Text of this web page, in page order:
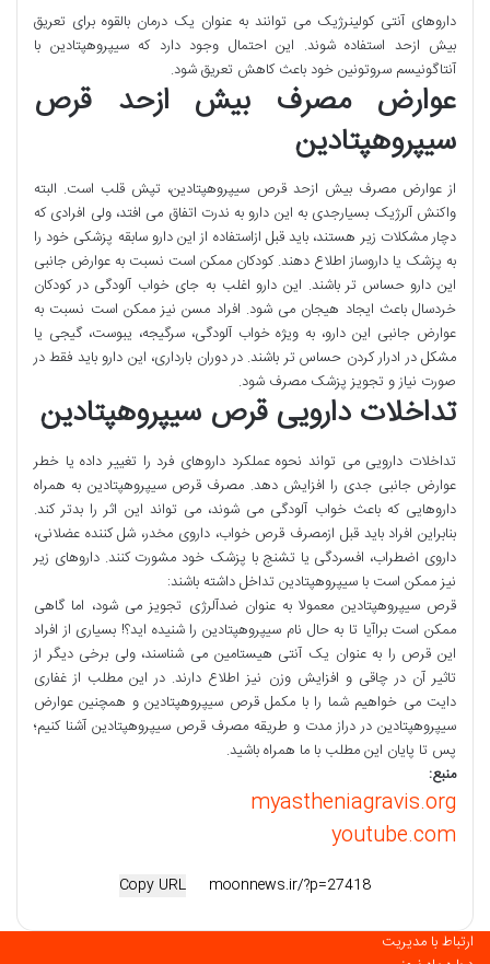
داروهای آنتی کولینرژیک می توانند به عنوان یک درمان بالقوه برای تعریق
بیش ازحد استفاده شوند. این احتمال وجود دارد که سیپروهپتادین با
آنتاگونیسم سروتونین خود باعث کاهش تعریق شود.
عوارض مصرف بیش ازحد قرص
سیپروهپتادین
از عوارض مصرف بیش ازحد قرص سیپروهپتادین، تپش قلب است. البته
واکنش آلرژیک بسیارجدی به این دارو به ندرت اتفاق می افتد، ولی افرادی که
دچار مشکلات زیر هستند، باید قبل ازاستفاده از این دارو سابقه پزشکی خود را
به پزشک یا داروساز اطلاع دهند. کودکان ممکن است نسبت به عوارض جانبی
این دارو حساس تر باشند. این دارو اغلب به جای خواب آلودگی در کودکان
خردسال باعث ایجاد هیجان می شود. افراد مسن نیز ممکن است نسبت به
عوارض جانبی این دارو، به ویژه خواب آلودگی، سرگیجه، یبوست، گیجی یا
مشکل در ادرار کردن حساس تر باشند. در دوران بارداری، این دارو باید فقط در
صورت نیاز و تجویز پزشک مصرف شود.
تداخلات دارویی قرص سیپروهپتادین
تداخلات دارویی می تواند نحوه عملکرد داروهای فرد را تغییر داده یا خطر
عوارض جانبی جدی را افزایش دهد. مصرف قرص سیپروهپتادین به همراه
داروهایی که باعث خواب آلودگی می شوند، می تواند این اثر را بدتر کند.
بنابراین افراد باید قبل ازمصرف قرص خواب، داروی مخدر، شل کننده عضلانی،
داروی اضطراب، افسردگی یا تشنج با پزشک خود مشورت کنند. داروهای زیر
نیز ممکن است با سیپروهپتادین تداخل داشته باشند:
قرص سیپروهپتادین معمولا به عنوان ضدآلرژی تجویز می شود، اما گاهی
ممکن است براآیا تا به حال نام سیپروهپتادین را شنیده اید؟! بسیاری از افراد
این قرص را به عنوان یک آنتی هیستامین می شناسند، ولی برخی دیگر از
تاثیر آن در چاقی و افزایش وزن نیز اطلاع دارند. در این مطلب از غفاری
دایت می خواهیم شما را با مکمل قرص سیپروهپتادین و همچنین عوارض
سیپروهپتادین در دراز مدت و طریقه مصرف قرص سیپروهپتادین آشنا کنیم؛
پس تا پایان این مطلب با ما همراه باشید.
منبع:
myastheniagravis.org
youtube.com
Copy URL
ارتباط با مدیریت